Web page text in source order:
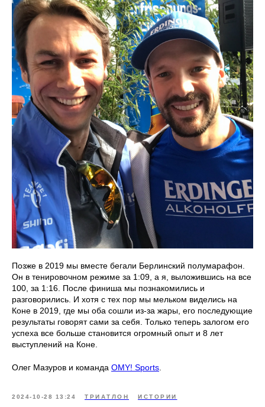
Позже в 2019 мы вместе бегали Берлинский полумарафон.
Он в тенировочном режиме за 1:09, а я, выложившись на все
100, за 1:16. После финиша мы познакомились и
разговорились. И хотя с тех пор мы мельком виделись на
Коне в 2019, где мы оба сошли из-за жары, его последующие
результаты говорят сами за себя. Только теперь залогом его
успеха все больше становится огромный опыт и 8 лет
выступлений на Коне.
Олег Мазуров и команда OMY! Sports
2024-10-28 13:24 ТРИАТЛОН ИСТОРИИ